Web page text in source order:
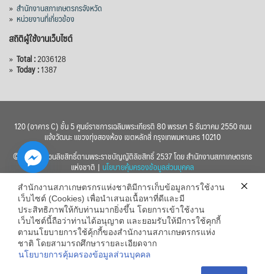
» สำนักงานสภาเกษตรกรจังหวัด
» หน่วยงานที่เกี่ยวข้อง
สถิติผู้ใช้งานเว็บไซต์
» Total :2036128
» Today :1387
120 (อาคาร C) ชั้น 5 ศูนย์ราชการเฉลิมพระเกียรติ 80 พรรษา 5 ธันวาคม 2550 ถนน
แจ้งวัฒนะ แขวงทุ่งสองห้อง เขตหลักสี่ กรุงเทพมหานคร 10210
© 2560 สงวนลิขสิทธิ์ตามพระราชบัญญัติลิขสิทธิ์ 2537 โดย สำนักงานสภาเกษตรกร
แห่งชาติ | นโยบายคุ้มครองข้อมูลส่วนบุคคล
สำนักงานสภาเกษตรกรแห่งชาติมีการเก็บข้อมูลการใช้งาน
เว็บไซต์ (Cookies) เพื่อนำเสนอเนื้อหาที่ดีและมี
ประสิทธิภาพให้กับท่านมากยิ่งขึ้น โดยการเข้าใช้งาน
เว็บไซต์นี้ถือว่าท่านได้อนุญาต และยอมรับให้มีการใช้คุกกี้
ตามนโยบายการใช้คุ้กกี้ของสำนักงานสภาเกษตรกรแห่ง
ชาติ โดยสามารถศึกษารายละเอียดจาก
นโยบายการคุ้มครองข้อมูลส่วนบุคคล
Hide
chaty